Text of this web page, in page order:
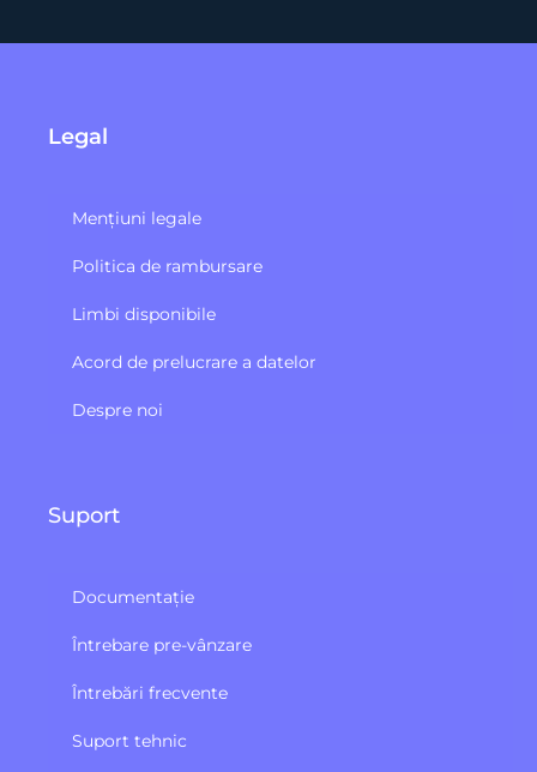
Legal
Mențiuni legale
Politica de rambursare
Limbi disponibile
Acord de prelucrare a datelor
Despre noi
Suport
Documentație
Întrebare pre-vânzare
Întrebări frecvente
Suport tehnic